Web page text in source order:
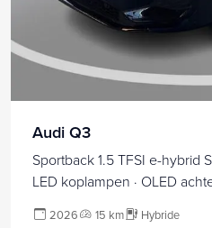
Audi Q3
Sportback 1.5 TFSI e-hybrid
LED koplampen · OLED
2026 15 km Hybride